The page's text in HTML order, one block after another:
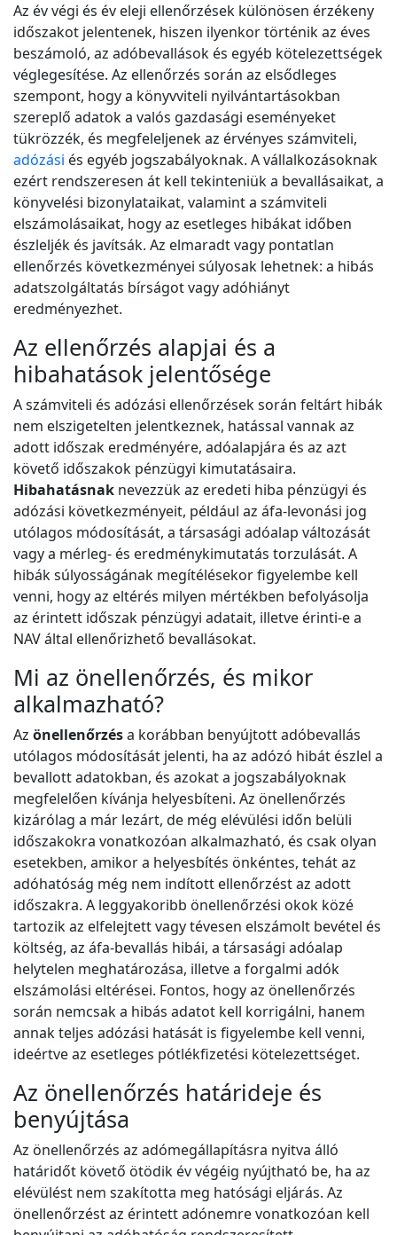
Az év végi és év eleji ellenőrzések különösen érzékeny
időszakot jelentenek, hiszen ilyenkor történik az éves
beszámoló, az adóbevallások és egyéb kötelezettségek
véglegesítése. Az ellenőrzés során az elsődleges
szempont, hogy a könyvviteli nyilvántartásokban
szereplő adatok a valós gazdasági eseményeket
tükrözzék, és megfeleljenek az érvényes számviteli,
adózási és egyéb jogszabályoknak. A vállalkozásoknak
ezért rendszeresen át kell tekinteniük a bevallásaikat, a
könyvelési bizonylataikat, valamint a számviteli
elszámolásaikat, hogy az esetleges hibákat időben
észleljék és javítsák. Az elmaradt vagy pontatlan
ellenőrzés következményei súlyosak lehetnek: a hibás
adatszolgáltatás bírságot vagy adóhiányt
eredményezhet.
Az ellenőrzés alapjai és a
hibahatások jelentősége
A számviteli és adózási ellenőrzések során feltárt hibák
nem elszigetelten jelentkeznek, hatással vannak az
adott időszak eredményére, adóalapjára és az azt
követő időszakok pénzügyi kimutatásaira.
Hibahatásnak nevezzük az eredeti hiba pénzügyi és
adózási következményeit, például az áfa-levonási jog
utólagos módosítását, a társasági adóalap változását
vagy a mérleg- és eredménykimutatás torzulását. A
hibák súlyosságának megítélésekor figyelembe kell
venni, hogy az eltérés milyen mértékben befolyásolja
az érintett időszak pénzügyi adatait, illetve érinti-e a
NAV által ellenőrizhető bevallásokat.
Mi az önellenőrzés, és mikor
alkalmazható?
Az önellenőrzésa korábban benyújtott adóbevallás
utólagos módosítását jelenti, ha az adózó hibát észlel a
bevallott adatokban, és azokat a jogszabályoknak
megfelelően kívánja helyesbíteni. Az önellenőrzés
kizárólag a már lezárt, de még elévülési időn belüli
időszakokra vonatkozóan alkalmazható, és csak olyan
esetekben, amikor a helyesbítés önkéntes, tehát az
adóhatóság még nem indított ellenőrzést az adott
időszakra. A leggyakoribb önellenőrzési okok közé
tartozik az elfelejtett vagy tévesen elszámolt bevétel és
költség, az áfa-bevallás hibái, a társasági adóalap
helytelen meghatározása, illetve a forgalmi adók
elszámolási eltérései. Fontos, hogy az önellenőrzés
során nemcsak a hibás adatot kell korrigálni, hanem
annak teljes adózási hatását is figyelembe kell venni,
ideértve az esetleges pótlékfizetési kötelezettséget.
Az önellenőrzés határideje és
benyújtása
Az önellenőrzés az adómegállapításra nyitva álló
határidőt követő ötödik év végéig nyújtható be, ha az
elévülést nem szakította meg hatósági eljárás. Az
önellenőrzést az érintett adónemre vonatkozóan kell